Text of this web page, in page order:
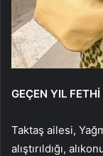
GEÇEN YIL
Taktaş ailesi,
alıştırıldığı,